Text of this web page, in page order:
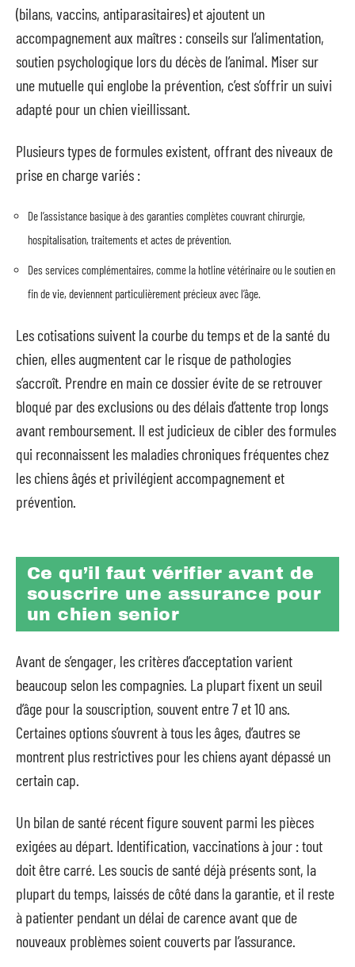
(bilans, vaccins, antiparasitaires) et ajoutent un
accompagnement aux maîtres : conseils sur l’alimentation,
soutien psychologique lors du décès de l’animal. Miser sur
une mutuelle qui englobe la prévention, c’est s’offrir un suivi
adapté pour un chien vieillissant.
Plusieurs types de formules existent, offrant des niveaux de
prise en charge variés :
De l’assistance basique à des garanties complètes couvrant chirurgie,
hospitalisation, traitements et actes de prévention.
Des services complémentaires, comme la hotline vétérinaire ou le soutien en
fin de vie, deviennent particulièrement précieux avec l’âge.
Les cotisations suivent la courbe du temps et de la santé du
chien, elles augmentent car le risque de pathologies
s’accroît. Prendre en main ce dossier évite de se retrouver
bloqué par des exclusions ou des délais d’attente trop longs
avant remboursement. Il est judicieux de cibler des formules
qui reconnaissent les maladies chroniques fréquentes chez
les chiens âgés et privilégient accompagnement et
prévention.
Ce qu’il faut vérifier avant de
souscrire une assurance pour
un chien senior
Avant de s’engager, les critères d’acceptation varient
beaucoup selon les compagnies. La plupart fixent un seuil
d’âge pour la souscription, souvent entre 7 et 10 ans.
Certaines options s’ouvrent à tous les âges, d’autres se
montrent plus restrictives pour les chiens ayant dépassé un
certain cap.
Un bilan de santé récent figure souvent parmi les pièces
exigées au départ. Identification, vaccinations à jour : tout
doit être carré. Les soucis de santé déjà présents sont, la
plupart du temps, laissés de côté dans la garantie, et il reste
à patienter pendant un délai de carence avant que de
nouveaux problèmes soient couverts par l’assurance.